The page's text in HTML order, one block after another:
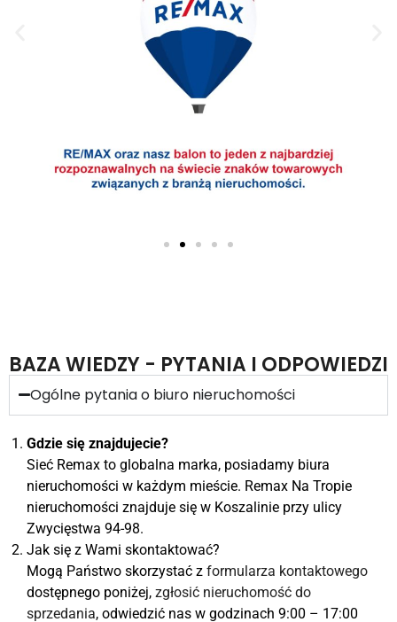
BAZA WIEDZY - PYTANIA I ODPOWIEDZI
Ogólne pytania o biuro nieruchomości
Gdzie się znajdujecie?
Sieć Remax to globalna marka, posiadamy biura
nieruchomości w każdym mieście. Remax Na Tropie
nieruchomości znajduje się w Koszalinie przy ulicy
Zwycięstwa 94-98.
Jak się z Wami skontaktować?
Mogą Państwo skorzystać z formularza kontaktowego
dostępnego poniżej, zgłosić nieruchomość do
sprzedania, odwiedzić nas w godzinach 9:00 – 17:00